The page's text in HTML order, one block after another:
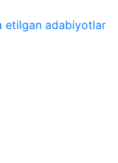
etilgan adabiyotlar